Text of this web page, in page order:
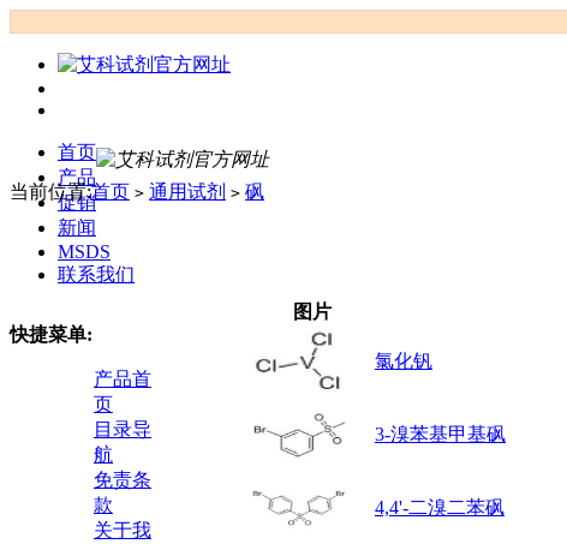
首页
产品
促销
新闻
MSDS
联系我们
当前位置:首页 > 通用试剂 > 砜
快捷菜单:
产品首
页
目录导
航
免责条
款
关于我
图片
氯化钒
3-溴苯基甲基砜
4,4'-二溴二苯砜